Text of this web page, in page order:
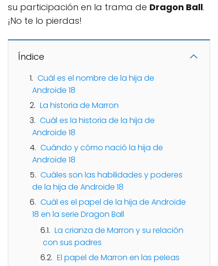
su participación en la trama de Dragon Ball.
¡No te lo pierdas!
Índice
Cuál es el nombre de la hija de
Androide 18
La historia de Marron
Cuál es la historia de la hija de
Androide 18
Cuándo y cómo nació la hija de
Androide 18
Cuáles son las habilidades y poderes
de la hija de Androide 18
Cuál es el papel de la hija de Androide
18 en la serie Dragon Ball
La crianza de Marron y su relación
con sus padres
El papel de Marron en las peleas